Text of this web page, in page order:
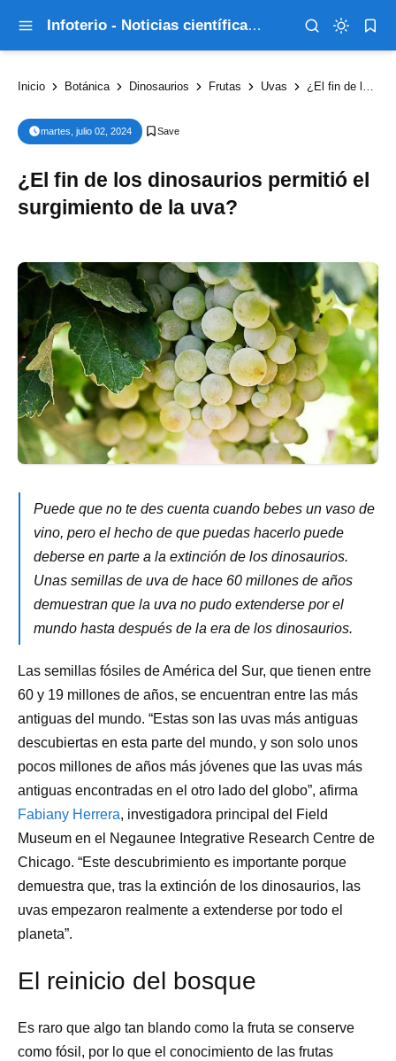
Infoterio - Noticias científicas que explican el mundo
Inicio Botánica Dinosaurios Frutas Uvas ¿El fin de los dinosaurios permitió el surgimiento de la uva?
martes, julio 02, 2024
¿El fin de los dinosaurios permitió el
surgimiento de la uva?
Puede que no te des cuenta cuando bebes un vaso de
vino, pero el hecho de que puedas hacerlo puede
deberse en parte a la extinción de los dinosaurios.
Unas semillas de uva de hace 60 millones de años
demuestran que la uva no pudo extenderse por el
mundo hasta después de la era de los dinosaurios.
Las semillas fósiles de América del Sur, que tienen entre
60 y 19 millones de años, se encuentran entre las más
antiguas del mundo. “Estas son las uvas más antiguas
descubiertas en esta parte del mundo, y son solo unos
pocos millones de años más jóvenes que las uvas más
antiguas encontradas en el otro lado del globo”, afirma
Fabiany Herrera, investigadora principal del Field
Museum en el Negaunee Integrative Research Centre de
Chicago. “Este descubrimiento es importante porque
demuestra que, tras la extinción de los dinosaurios, las
uvas empezaron realmente a extenderse por todo el
planeta”.
El reinicio del bosque
Es raro que algo tan blando como la fruta se conserve
como fósil, por lo que el conocimiento de las frutas